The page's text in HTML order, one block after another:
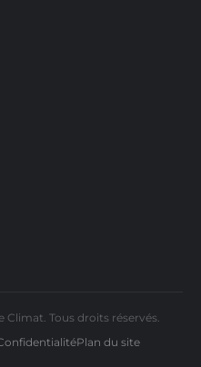
Climat. Tous droits réservés.
Plan du site